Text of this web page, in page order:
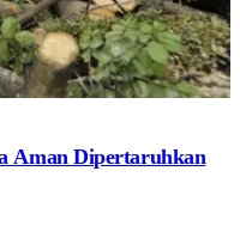
Aman Dipertaruhkan